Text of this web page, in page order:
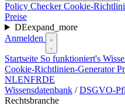
Policy CheckerCookie-
Preise
DEexpand_more
Anmelden
Startseite So funktioniert's
Cookie-Richtlinien-Generator
NLENFRDE
Wissensdatenbank / DSGVO-
Rechtsbranche